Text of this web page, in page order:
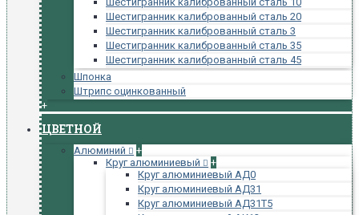
Шестигранник калиброванный сталь 20
Шестигранник калиброванный сталь 3
Шестигранник калиброванный сталь 35
Шестигранник калиброванный сталь 45
Шпонка
Штрипс оцинкованный
+
ЦВЕТНОЙ
Алюминий
+
Круг алюминиевый
+
Круг алюминиевый АД0
Круг алюминиевый АД31
Круг алюминиевый АД31Т5